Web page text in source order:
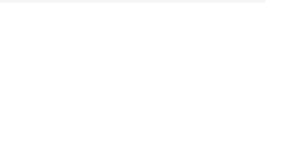
nous dès maintenant au 04 51 26 27 24 !